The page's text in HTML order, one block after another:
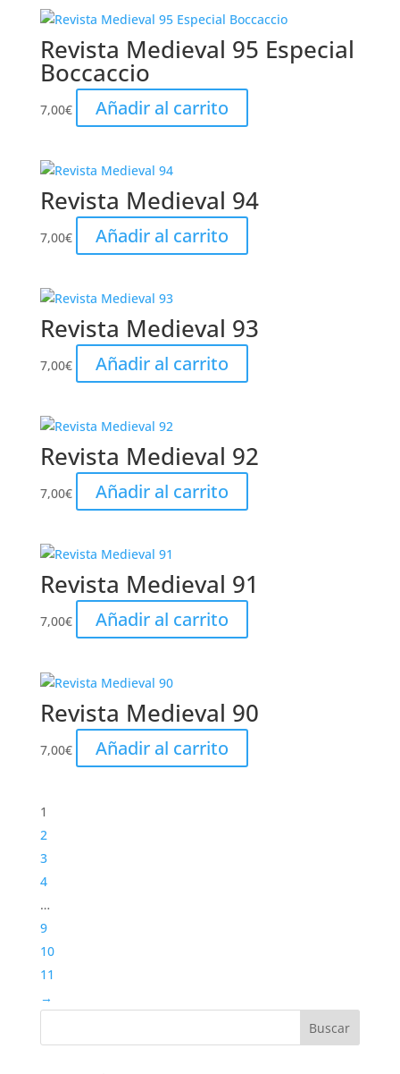
Revista Medieval 95 Especial
Boccaccio
7,00€ Añadir al carrito
Revista Medieval 94
7,00€ Añadir al carrito
Revista Medieval 93
7,00€ Añadir al carrito
Revista Medieval 92
7,00€ Añadir al carrito
Revista Medieval 91
7,00€ Añadir al carrito
Revista Medieval 90
7,00€ Añadir al carrito
1
2
3
4
…
9
10
11
→